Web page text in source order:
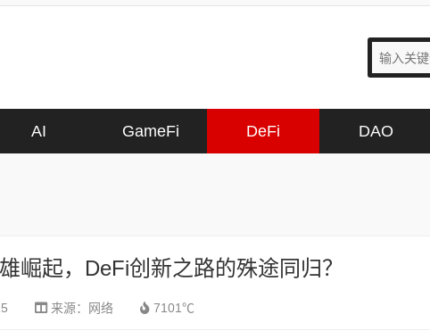
AI GameFi DeFi DAO
崛起，DeFi创新之路的殊途同归？
来源： 网络 7101℃